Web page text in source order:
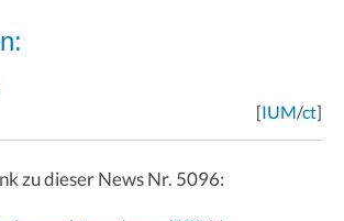
[IUM/ct]
zu dieser News Nr. 5096: